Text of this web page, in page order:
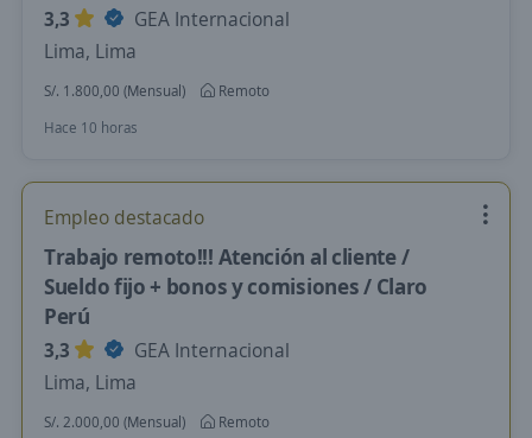
3,3
GEA Internacional
Lima, Lima
S/. 1.800,00 (Mensual)
Remoto
Hace 10 horas
Empleo destacado
Trabajo remoto!!! Atención al cliente /
Sueldo fijo + bonos y comisiones / Claro
Perú
3,3
GEA Internacional
Lima, Lima
S/. 2.000,00 (Mensual)
Remoto